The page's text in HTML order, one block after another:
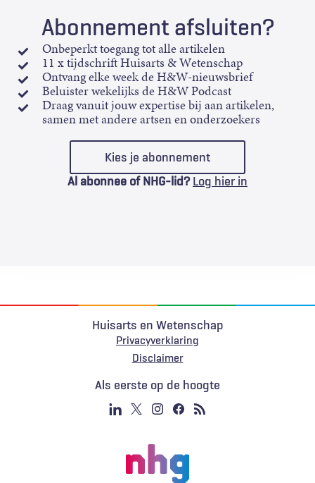
Abonnement afsluiten?
Onbeperkt toegang tot alle artikelen
11 x tijdschrift Huisarts & Wetenschap
Ontvang elke week de H&W-nieuwsbrief
Beluister wekelijks de H&W Podcast
Draag vanuit jouw expertise bij aan artikelen,
samen met andere artsen en onderzoekers
Kies je abonnement
Al abonnee of NHG-lid? Log hier in
Huisarts en Wetenschap
Privacyverklaring
Voet
Disclaimer
Als eerste op de hoogte